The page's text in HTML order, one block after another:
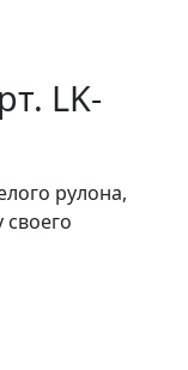
LK-
рулона,